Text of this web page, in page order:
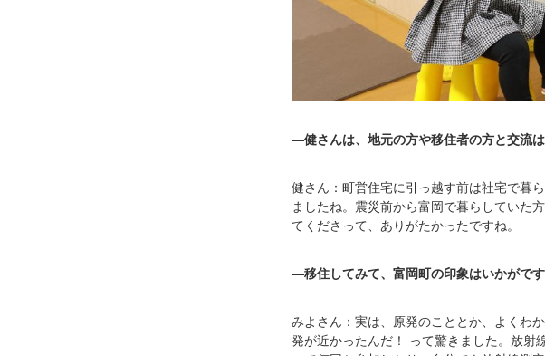
―健さんは、地元の方や移住者の方と交流
健さん：町営住宅に引っ越す前は社宅で暮
ましたね。震災前から富岡で暮らしていた
てくださって、ありがたかったですね。
―移住してみて、富岡町の印象はいかがです
みよさん：実は、原発のこととか、よくわ
発が近かったんだ！ って驚きました。放射